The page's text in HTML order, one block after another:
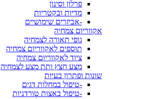
פרלון וסינון
מדיות ובקטריות
-אביזרים שימושיים
אקווריום צמחיה
גופי תאורה לצמחיה
תוספים לאקווריום צמחיה
ציוד לאקווריום צמחיה
מצע חצץ ותת מצע לצמחיה
שונות ופתרון בעיות
-טיפול במחלות דגים
-טיפול באצות טורדניות